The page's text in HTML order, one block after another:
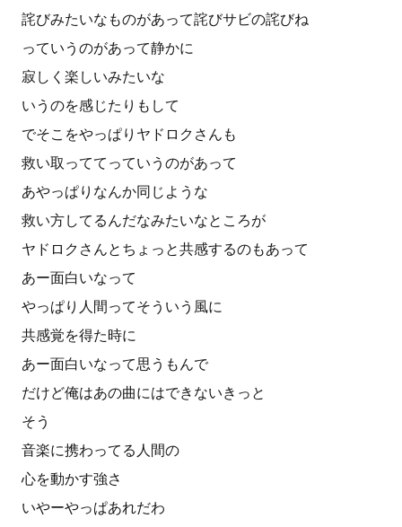
詫びみたいなものがあって詫びサビの詫びね
っていうのがあって静かに
寂しく楽しいみたいな
いうのを感じたりもして
でそこをやっぱりヤドロクさんも
救い取っててっていうのがあって
あやっぱりなんか同じような
救い方してるんだなみたいなところが
ヤドロクさんとちょっと共感するのもあって
あー面白いなって
やっぱり人間ってそういう風に
共感覚を得た時に
あー面白いなって思うもんで
だけど俺はあの曲にはできないきっと
そう
音楽に携わってる人間の
心を動かす強さ
いやーやっぱあれだわ